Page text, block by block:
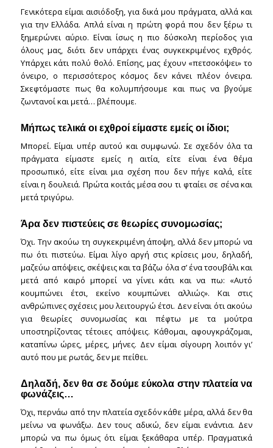
Γενικότερα είμαι αισιόδοξη, για δικά μου πράγματα, αλλά και
για την Ελλάδα. Απλά είναι η πρώτη φορά που δεν ξέρω τι
ξημερώνει αύριο. Είναι ίσως η πιο δύσκολη περίοδος για
όλους μας, διότι δεν υπάρχει ένας συγκεκριμένος εχθρός.
Υπάρχει κάτι πολύ θολό. Επίσης, μας έχουν «πετσοκόψει» το
όνειρο, ο περισσότερος κόσμος δεν κάνει πλέον όνειρα.
Σκεφτόμαστε πως θα κολυμπήσουμε και πως να βγούμε
ζωντανοί και μετά… βλέπουμε.
Μήπως τελικά οι εχθροί είμαστε εμείς οι ίδιοι;
Μπορεί. Είμαι υπέρ αυτού και συμφωνώ. Σε σχεδόν όλα τα
πράγματα είμαστε εμείς η αιτία, είτε είναι ένα θέμα
προσωπικό, είτε είναι μια σχέση που δεν πήγε καλά, είτε
είναι η δουλειά. Πρώτα κοιτάς μέσα σου τι φταίει σε σένα και
μετά τριγύρω.
Άρα δεν πιστεύεις σε θεωρίες συνομωσίας;
Όχι. Την ακούω τη συγκεκριμένη άποψη, αλλά δεν μπορώ να
πω ότι πιστεύω. Είμαι λίγο αργή στις κρίσεις μου, δηλαδή,
μαζεύω απόψεις, σκέψεις και τα βάζω όλα σ’ ένα τσουβάλι και
μετά από καιρό μπορεί να γίνει κάτι και να πω: «Αυτό
κουμπώνει έτσι, εκείνο κουμπώνει αλλιώς». Και στις
ανθρώπινες σχέσεις μου λειτουργώ έτσι. Δεν είναι ότι ακούω
για θεωρίες συνομωσίας και πέφτω με τα μούτρα
υποστηρίζοντας τέτοιες απόψεις. Κάθομαι, αφουγκράζομαι,
καταπίνω ώρες, μέρες, μήνες. Δεν είμαι σίγουρη λοιπόν γι’
αυτό που με ρωτάς, δεν με πείθει.
Δηλαδή, δεν θα σε δούμε εύκολα στην πλατεία να
φωνάζεις…
Όχι, περνάω από την πλατεία σχεδόν κάθε μέρα, αλλά δεν θα
μείνω να φωνάξω. Δεν τους αδικώ, δεν είμαι ενάντια. Δεν
μπορώ να πω όμως ότι είμαι ξεκάθαρα υπέρ. Πραγματικά